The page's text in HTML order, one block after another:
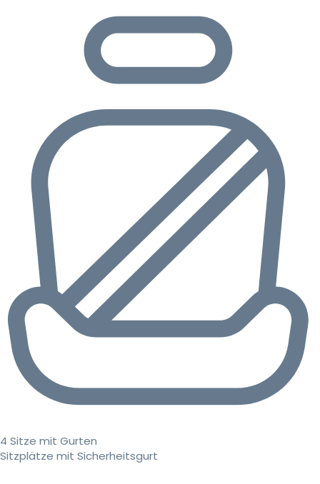
4 Sitze mit Gurten
Sitzplätze mit Sicherheitsgurt